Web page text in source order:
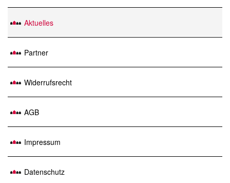
Aktuelles
Partner
Widerrufsrecht
AGB
Impressum
Datenschutz